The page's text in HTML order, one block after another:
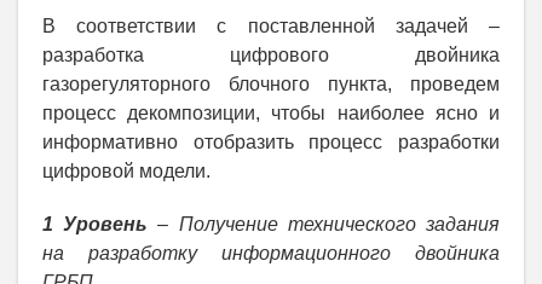
В соответствии с поставленной задачей –
разработка цифрового двойника
газорегуляторного блочного пункта, проведем
процесс декомпозиции, чтобы наиболее ясно и
информативно отобразить процесс разработки
цифровой модели.
1 Уровень– Получение технического задания
на разработку информационного двойника